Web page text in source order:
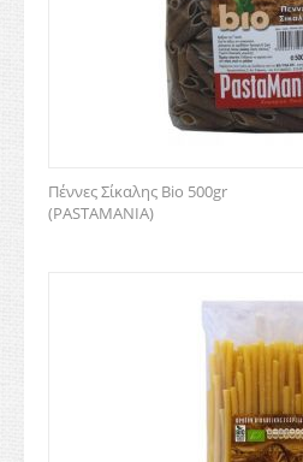
Πέννες Σίκαλης Bio 500gr
(PASTAMANIA)